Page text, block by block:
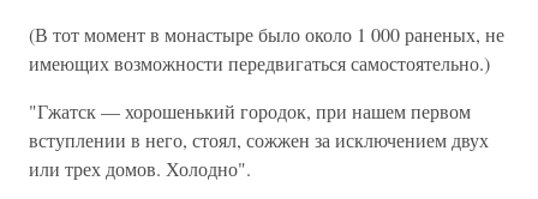
(В тот момент в монастыре было около 1 000 раненых, не
имеющих возможности передвигаться самостоятельно.)
"Гжатск — хорошенький городок, при нашем первом
вступлении в него, стоял, сожжен за исключением двух
или трех домов. Холодно".